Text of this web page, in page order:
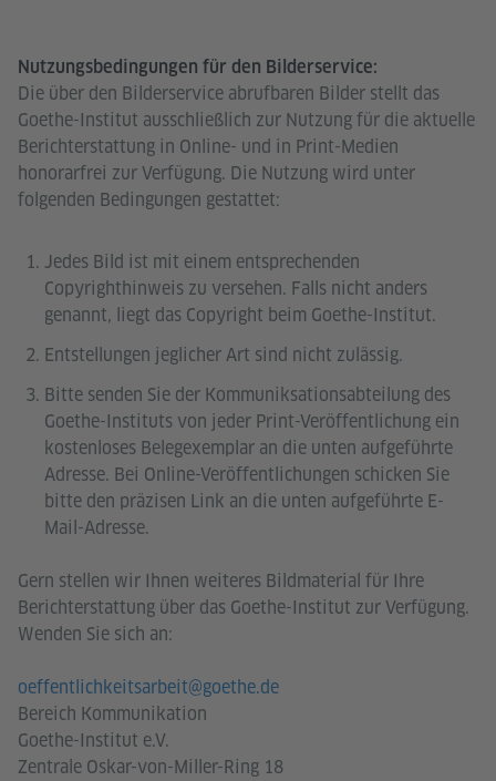
Nutzungsbedingungen für den Bilderservice:
Die über den Bilderservice abrufbaren Bilder stellt das
Goethe-Institut ausschließlich zur Nutzung für die aktuelle
Berichterstattung in Online- und in Print-Medien
honorarfrei zur Verfügung. Die Nutzung wird unter
folgenden Bedingungen gestattet:
Jedes Bild ist mit einem entsprechenden
Copyrighthinweis zu versehen. Falls nicht anders
genannt, liegt das Copyright beim Goethe-Institut.
Entstellungen jeglicher Art sind nicht zulässig.
Bitte senden Sie der Kommuniksationsabteilung des
Goethe-Instituts von jeder Print-Veröffentlichung ein
kostenloses Belegexemplar an die unten aufgeführte
Adresse. Bei Online-Veröffentlichungen schicken Sie
bitte den präzisen Link an die unten aufgeführte E-
Mail-Adresse.
Gern stellen wir Ihnen weiteres Bildmaterial für Ihre
Berichterstattung über das Goethe-Institut zur Verfügung.
Wenden Sie sich an:
oeffentlichkeitsarbeit@goethe.de
Bereich Kommunikation
Goethe-Institut e.V.
Zentrale Oskar-von-Miller-Ring 18